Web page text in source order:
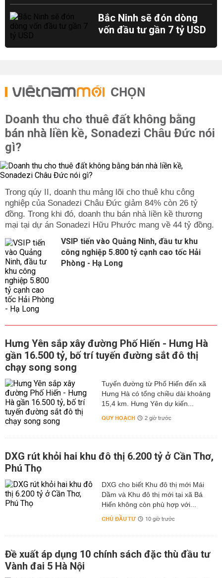
Bắc Ninh sẽ đón dòng
vốn đầu tư gần 7 tỷ USD
CHỌN
Doanh thu cho thuê đất không bằng
bán nhà liền kề, Sonadezi Châu Đức nói
gì?
Trong qúy II, doanh thu mảng lõi cho thuê khu công
nghiệp của Sonadezi Châu Đức giảm 84% còn 26 tỷ
đồng. Trong khi đó, doanh thu bán nhà liền kề thương
mại tại dự án Sonadezi Hữu Phước mang về 44 tỷ đồng.
VSIP tiến vào Quảng Ninh, đầu tư khu
công nghiệp 5.800 tỷ cạnh cao tốc Hải
Phòng - Hạ Long
Hưng Yên sắp xây đường Phố Hiến - Hưng Hà
gần 16.500 tỷ, bố trí tuyến đường sắt đô thị
chạy song song
Tuyến đường từ Phố Hiến đến xã
Hưng Hà có tổng chiều dài khoảng
15,4 km. Hưng Yên dự kiến...
QUY HOẠCH 2 giờ trước
DXG rút khỏi hai khu đô thị 6.200 tỷ ở Cần Thơ,
Phú Thọ
DXG cho biết Khu đô thị mới Mái
Dầm và Khu đô thị mới tại xã Bá
Hiến không còn phù hợp với...
CHỦ ĐẦU TƯ 10 giờ trước
Đề xuất áp dụng 10 chính sách đặc thù đầu tư
Vành đai 5 Hà Nội